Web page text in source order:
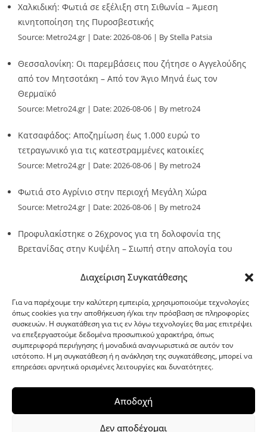
Διαχείριση Συγκατάθεσης
Για να παρέχουμε την καλύτερη εμπειρία, χρησιμοποιούμε τεχνολογίες
όπως cookies για την αποθήκευση ή/και την πρόσβαση σε πληροφορίες
συσκευών. Η συγκατάθεση για τις εν λόγω τεχνολογίες θα μας επιτρέψει
να επεξεργαστούμε δεδομένα προσωπικού χαρακτήρα, όπως
συμπεριφορά περιήγησης ή μοναδικά αναγνωριστικά σε αυτόν τον
ιστότοπο. Η μη συγκατάθεση ή η ανάκληση της συγκατάθεσης, μπορεί να
επηρεάσει αρνητικά ορισμένες λειτουργίες και δυνατότητες.
Αποδοχή
Δεν αποδέχομαι
Χαλκιδική: Φωτιά σε εξέλιξη στη Σιθωνία – Άμεση
κινητοποίηση της Πυροσβεστικής
Source: Metro24.gr Date: 2026-08-06 By Stella Patsia
Θεσσαλονίκη: Οι παρεμβάσεις που ζήτησε ο Αγγελούδης
από τον Μητσοτάκη – Από τον Άγιο Μηνά έως τον
Θερμαϊκό
Source: Metro24.gr Date: 2026-08-06 By metro24
Κατσαφάδος: Αποζημίωση έως 1.000 ευρώ το
τετραγωνικό για τις κατεστραμμένες κατοικίες
Source: Metro24.gr Date: 2026-08-06 By metro24
Φωτιά στο Αγρίνιο στην περιοχή Μεγάλη Χώρα
Source: Metro24.gr Date: 2026-08-06 By metro24
Προφυλακίστηκε ο 26χρονος για τη δολοφονία της
Βρετανίδας στην Κυψέλη – Σιωπή στην απολογία του
G-point.gr